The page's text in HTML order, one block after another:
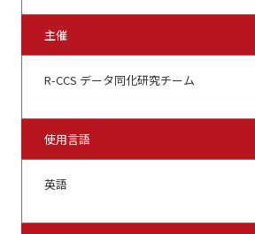
主催
R-CCS データ同化研究チーム
使用言語
英語